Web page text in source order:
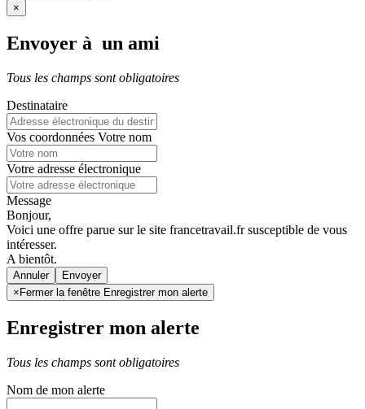
×
Envoyer à un ami
Tous les champs sont obligatoires
Destinataire
Vos coordonnées Votre nom
Votre adresse électronique
Message
Bonjour,
Voici une offre parue sur le site francetravail.fr susceptible de vous
intéresser.
A bientôt.
Annuler
× Fermer la fenêtre Enregistrer mon alerte
Enregistrer mon alerte
Tous les champs sont obligatoires
Nom de mon alerte